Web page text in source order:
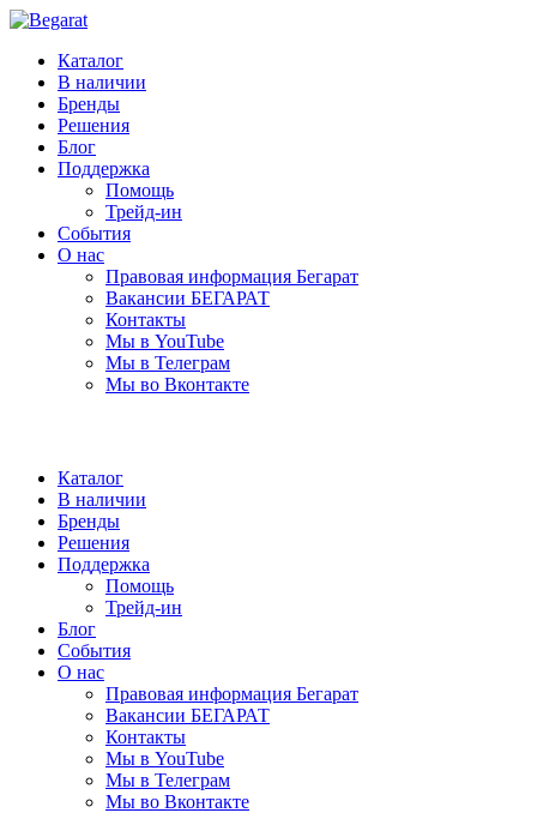
Каталог
В наличии
Бренды
Решения
Блог
Поддержка
Помощь
Трейд-ин
События
О нас
Правовая информация Бегарат
Вакансии БЕГАРАТ
Контакты
Мы в YouTube
Мы в Телеграм
Мы во Вконтакте
Каталог
В наличии
Бренды
Решения
Поддержка
Помощь
Трейд-ин
Блог
События
О нас
Правовая информация Бегарат
Вакансии БЕГАРАТ
Контакты
Мы в YouTube
Мы в Телеграм
Мы во Вконтакте